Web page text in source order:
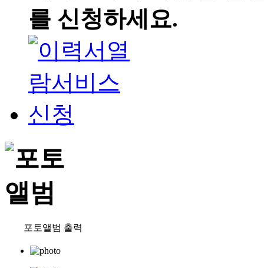
를 신청하세요.
포토앨범 출력